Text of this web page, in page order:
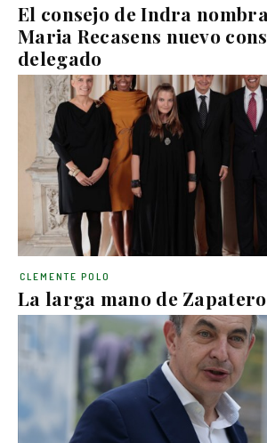
El consejo de Indra
Maria Recasens nuevo
delegado
La larga mano de Zapatero
CLEMENTE POLO